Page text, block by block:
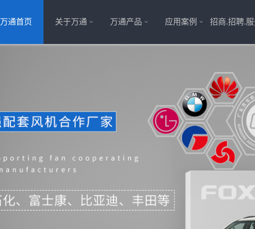
万通首页 关于万通 万通产品 应用案例 招商.招聘.